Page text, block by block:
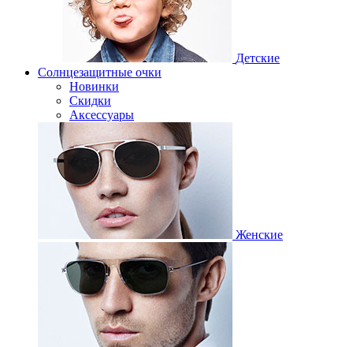
Детские
Солнцезащитные очки
Новинки
Скидки
Аксессуары
Женские